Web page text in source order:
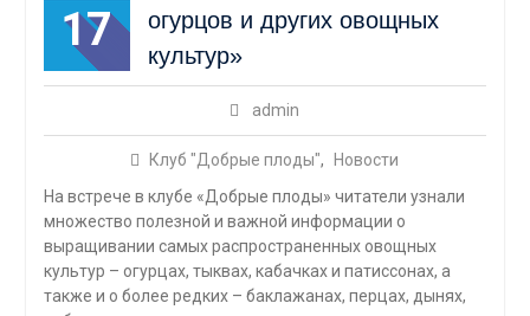
17
огурцов и других овощных
культур»
admin
Клуб "Добрые плоды",
Новости
На встрече в клубе «Добрые плоды» читатели узнали
множество полезной и важной информации о
выращивании самых распространенных овощных
культур – огурцах, тыквах, кабачках и патиссонах, а
также и о более редких – баклажанах, перцах, дынях,